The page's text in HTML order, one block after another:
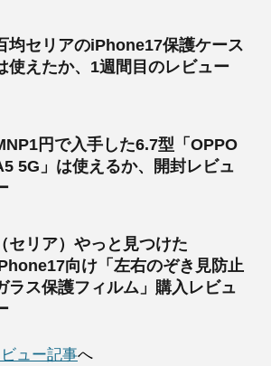
均セリアのiPhone17保護ケース
使えたか、1週間目のレビュー
円で入手した6.7型「OPPO
5G」は使えるか、開封レビュ
（セリア）やっと見つけた
向け「左右のぞき見防止
ラス保護フィルム」購入レビュ
ュー記事へ